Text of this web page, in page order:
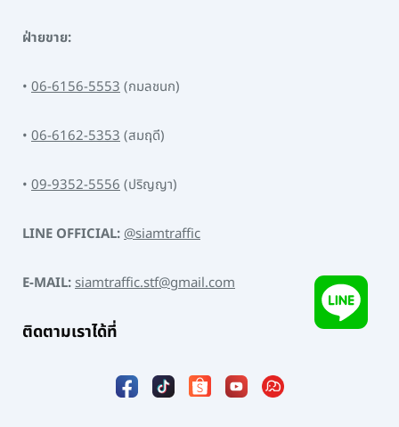
ฝ่ายขาย:
• 06-6156-5553 (กมลชนก)
• 06-6162-5353 (สมฤดี)
• 09-9352-5556 (ปริญญา)
LINE OFFICIAL: @siamtraffic
E-MAIL: siamtraffic.stf@gmail.com
ติดตามเราได้ที่